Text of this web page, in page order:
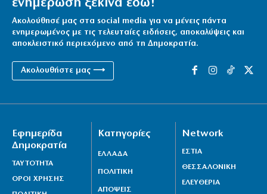
ενημέρωση ξεκινά εδώ!
Ακολούθησέ μας στα social media για να μένεις πάντα
ενημερωμένος με τις τελευταίες ειδήσεις, αποκαλύψεις και
αποκλειστικό περιεχόμενο από τη Δημοκρατία.
Ακολουθήστε μας ⟶
Εφημερίδα
Δημοκρατία
ΤΑΥΤΟΤΗΤΑ
ΟΡΟΙ ΧΡΗΣΗΣ
Κατηγορίες
ΕΛΛΑΔΑ
ΠΟΛΙΤΙΚΗ
ΑΠΟΨΕΙΣ
Network
ΕΣΤΙΑ
ΘΕΣΣΑΛΟΝΙΚΗ
ΕΛΕΥΘΕΡΙΑ